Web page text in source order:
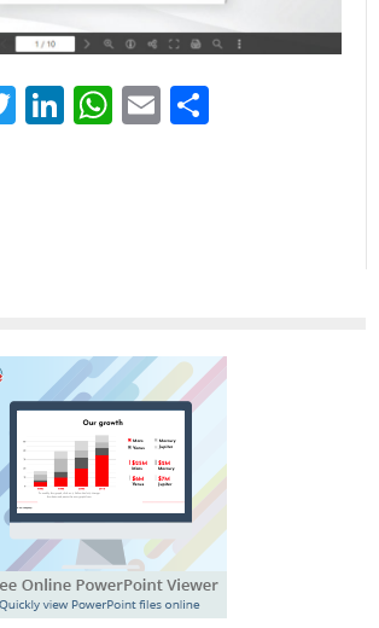
Twitter
LinkedIn
WhatsApp
Email